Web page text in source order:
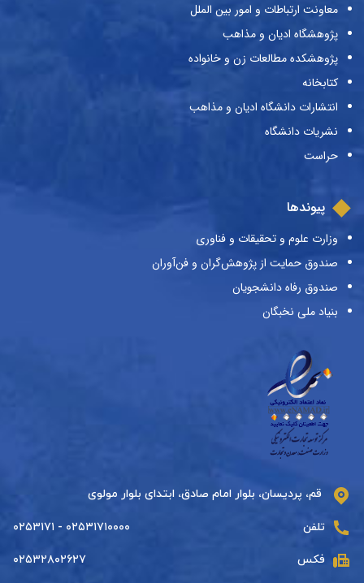
معاونت ارتباطات و امور بین الملل
پژوهشگاه ادیان و مذاهب
پژوهشکده مطالعات زن و خانواده
کتابخانه
انتشارات دانشگاه ادیان و مذاهب
نشریات دانشگاه
حراست
پیوندها
وزارت علوم و تحقیقات و فناوری
صندوق حمایت از پژوهش‌گران و فن‌آوران
صندوق رفاه دانشجویان
بنیاد ملی نخبگان
قم، پردیسان، بلوار امام صادق، ابتدای بلوار مولوی
تلفن ۰۲۵۳۱۷۱۰۰۰۰ - ۰۲۵۳۱۷۱
فکس ۰۲۵۳۲۸۰۲۶۲۷